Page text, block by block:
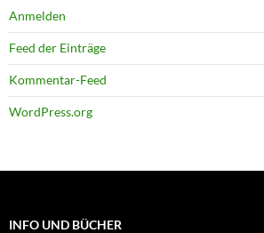
Anmelden
Feed der Einträge
Kommentar-Feed
WordPress.org
INFO UND BÜCHER